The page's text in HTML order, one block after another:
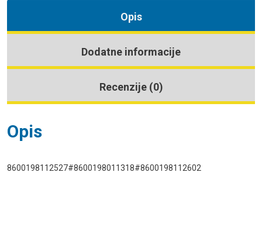
Opis
Dodatne informacije
Recenzije (0)
Opis
8600198112527#8600198011318#8600198112602